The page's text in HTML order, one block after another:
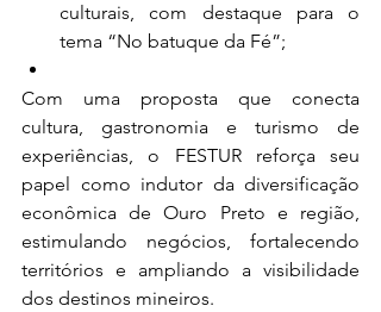
culturais, com destaque para o
tema “No batuque da Fé”;
Com uma proposta que conecta
cultura, gastronomia e turismo de
experiências, o FESTUR reforça seu
papel como indutor da diversificação
econômica de Ouro Preto e região,
estimulando negócios, fortalecendo
territórios e ampliando a visibilidade
dos destinos mineiros.